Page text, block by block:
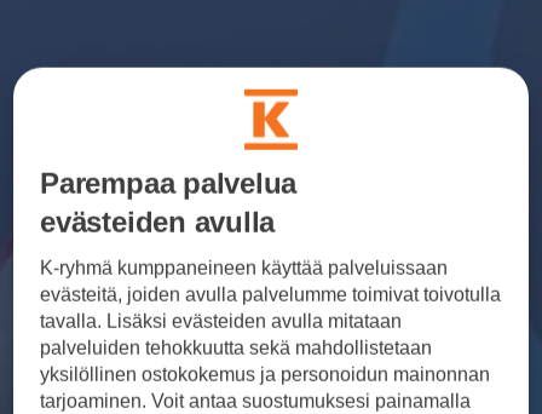
Parempaa palvelua
evästeiden avulla
K-ryhmä kumppaneineen käyttää palveluissaan
evästeitä, joiden avulla palvelumme toimivat toivotulla
tavalla. Lisäksi evästeiden avulla mitataan
palveluiden tehokkuutta sekä mahdollistetaan
yksilöllinen ostokokemus ja personoidun mainonnan
tarjoaminen. Voit antaa suostumuksesi painamalla